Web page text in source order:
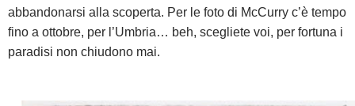
abbandonarsi alla scoperta. Per le foto di McCurry c’è tempo
fino a ottobre, per l’Umbria… beh, scegliete voi, per fortuna i
paradisi non chiudono mai.